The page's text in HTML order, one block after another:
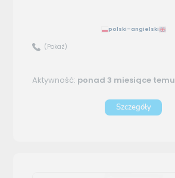
polski–angielski
(Pokaż)
Aktywność: ponad 3 miesiące temu
Szczegóły